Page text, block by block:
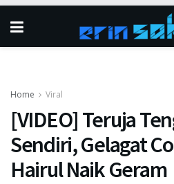
Home Viral
[VIDEO] Teruja
Sendiri, Gelagat
Hairul Naik Geram